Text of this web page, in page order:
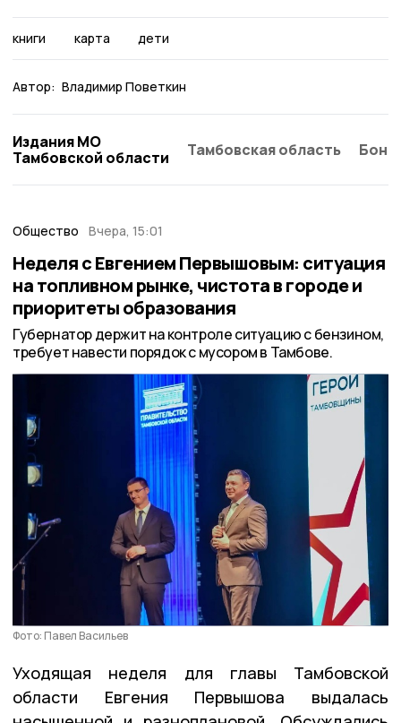
книги карта дети
Автор: Владимир Поветкин
Издания МО
Тамбовской области
Тамбовская область
Общество Вчера, 15:01
Неделя с Евгением Первышовым: ситуация
на топливном рынке, чистота в городе и
приоритеты образования
Губернатор держит на контроле ситуацию с бензином,
требует навести порядок с мусором в Тамбове.
Фото: Павел Васильев
Уходящая неделя для главы Тамбовской
области Евгения Первышова выдалась